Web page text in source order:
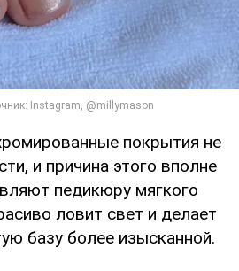
покрытия не
и причина этого вполне
педикюру мягкого
ловит свет и делает
базу более изысканной.